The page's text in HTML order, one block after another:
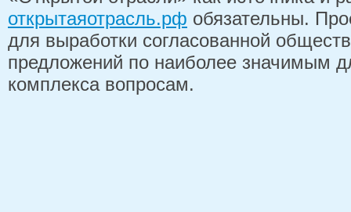
открытаяотрасль.рф обязательны.
для выработки согласованной
предложений по наиболее значимым
комплекса вопросам.